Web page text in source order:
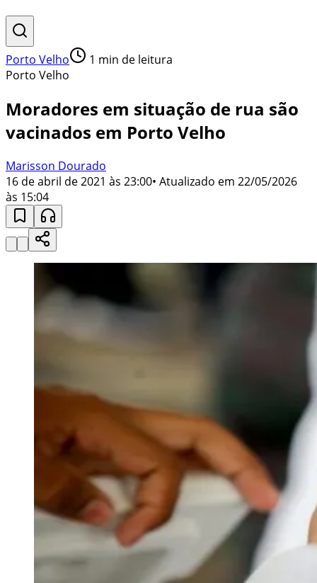
Porto Velho 1 min de leitura
Porto Velho
Moradores em situação de rua são
vacinados em Porto Velho
Marisson Dourado
16 de abril de 2021 às 23:00• Atualizado em 22/05/2026
às 15:04